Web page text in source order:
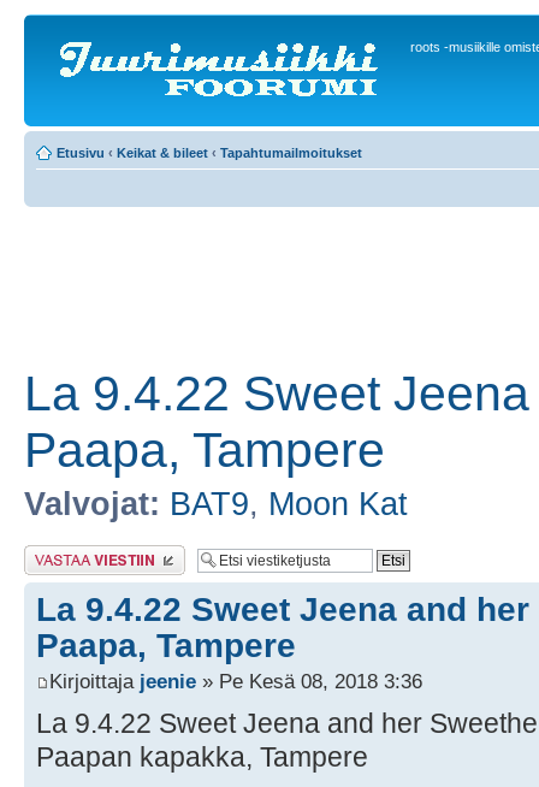
roots -musiikille
Etusivu ‹ Keikat & bileet ‹ Tapahtumailmoitukset
La 9.4.22 Sweet
Paapa, Tampere
Valvojat: BAT9, Moon Kat
Lähetä vastaus
La 9.4.22 Sweet Jeena and
Paapa, Tampere
Kirjoittaja jeenie » Pe Kesä 08, 2018 3:36
La 9.4.22 Sweet Jeena and her
Paapan kapakka, Tampere